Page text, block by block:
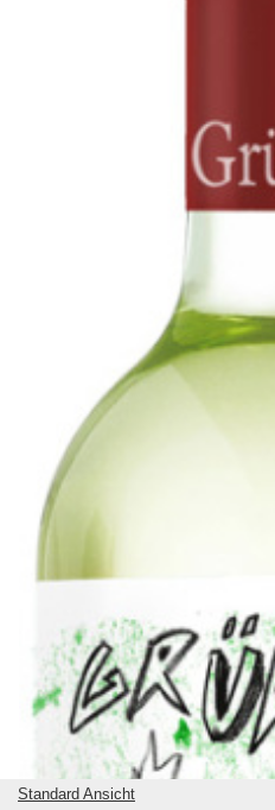
Standard Ansicht